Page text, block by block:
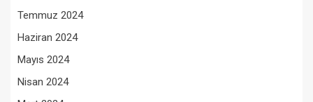
Temmuz 2024
Haziran 2024
Mayıs 2024
Nisan 2024